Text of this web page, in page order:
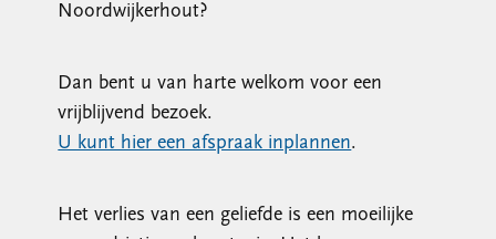
Noordwijkerhout?
Dan bent u van harte welkom voor een
vrijblijvend bezoek.
U kunt hier een afspraak inplannen.
Het verlies van een geliefde is een moeilijke